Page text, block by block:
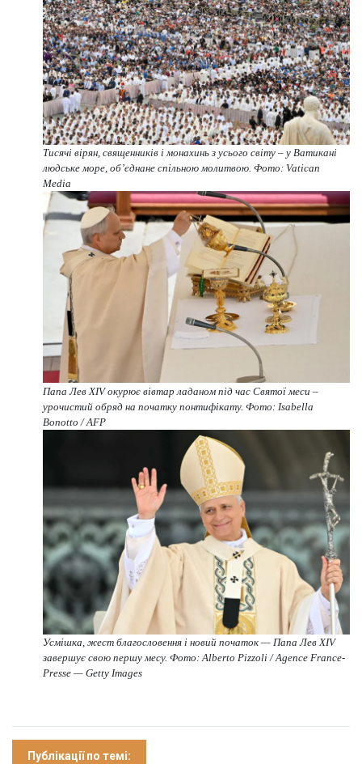
Тисячі вірян, священників і монахинь з усього світу – у Ватикані
людське море, об’єднане спільною молитвою. Фото: Vatican
Media
Папа Лев XIV окурює вівтар ладаном під час Святої меси –
урочистий обряд на початку понтифікату. Фото: Isabella
Bonotto / AFP
Усмішка, жест благословення і новий початок — Папа Лев XIV
завершує свою першу месу. Фото: Alberto Pizzoli / Agence France-
Presse — Getty Images
Публікації по темі: